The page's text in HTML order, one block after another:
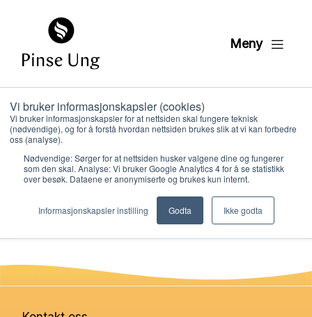
Vi bruker informasjonskapsler (cookies)
Vi bruker informasjonskapsler for at nettsiden skal fungere teknisk
(nødvendige), og for å forstå hvordan nettsiden brukes slik at vi kan forbedre
oss (analyse).
Nødvendige: Sørger for at nettsiden husker valgene dine og fungerer
som den skal. Analyse: Vi bruker Google Analytics 4 for å se statistikk
over besøk. Dataene er anonymiserte og brukes kun internt.
Informasjonskapsler instilling Godta Ikke godta
Meny
Overblikk:
Kolosserbrevet
PER KRISTIAN LØVE
Hva vi gjør
Ressurser